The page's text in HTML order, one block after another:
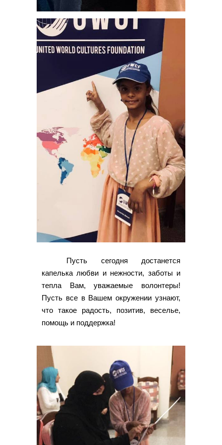
Пусть сегодня достанется
капелька любви и нежности, заботы и
тепла Вам, уважаемые волонтеры!
Пусть все в Вашем окружении узнают,
что такое радость, позитив, веселье,
помощь и поддержка!